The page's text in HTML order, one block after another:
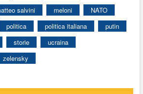
salvini meloni
NATO
politica politica italiana
putin
storie
ucraina
zelensky